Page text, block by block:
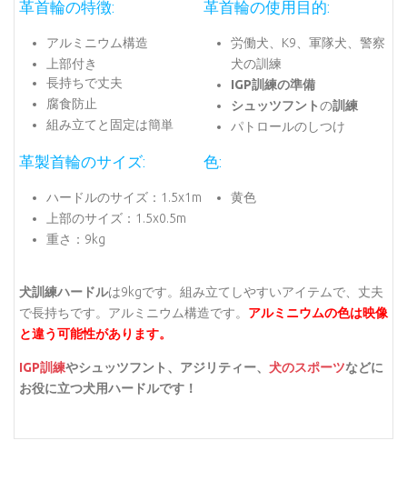
革首輪の特徴:
アルミニウム構造
上部付き
長持ちで丈夫
腐食防止
組み立てと固定は簡単
革首輪の使用目的:
労働犬、K9、軍隊犬、警察
犬の訓練
IGP訓練の準備
シュッツフントの訓練
パトロールのしつけ
革製首輪のサイズ:
ハードルのサイズ：1.5x1m
上部のサイズ：1.5x0.5m
重さ：9kg
色:
黄色
犬訓練ハードルは9kgです。組み立てしやすいアイテムで、丈夫
で長持ちです。アルミニウム構造です。 アルミニウムの色は映像
と違う可能性があります。
IGP訓練やシュッツフント、アジリティー、 犬のスポーツなどに
お役に立つ犬用ハードルです！